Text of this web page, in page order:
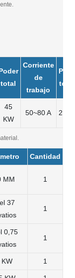
total
Corriente
de
trabajo
Peso
total
45
KW
50~80 A 2.4 T
Cantidad
MM 1
37
1
0,75
1
KW 1